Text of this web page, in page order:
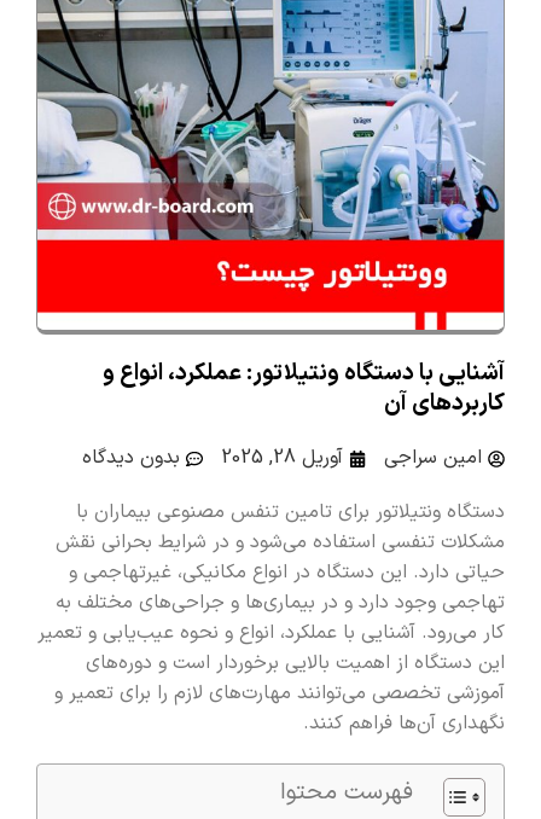
آشنایی با دستگاه ونتیلاتور: عملکرد، انواع و
کاربردهای آن
امین سراجی آوریل 28, 2025
بدون دیدگاه
دستگاه ونتیلاتور برای تامین تنفس مصنوعی بیماران با
مشکلات تنفسی استفاده می‌شود و در شرایط بحرانی نقش
حیاتی دارد. این دستگاه در انواع مکانیکی، غیرتهاجمی و
تهاجمی وجود دارد و در بیماری‌ها و جراحی‌های مختلف به
کار می‌رود. آشنایی با عملکرد، انواع و نحوه عیب‌یابی و تعمیر
این دستگاه از اهمیت بالایی برخوردار است و دوره‌های
آموزشی تخصصی می‌توانند مهارت‌های لازم را برای تعمیر و
نگهداری آن‌ها فراهم کنند.
فهرست محتوا